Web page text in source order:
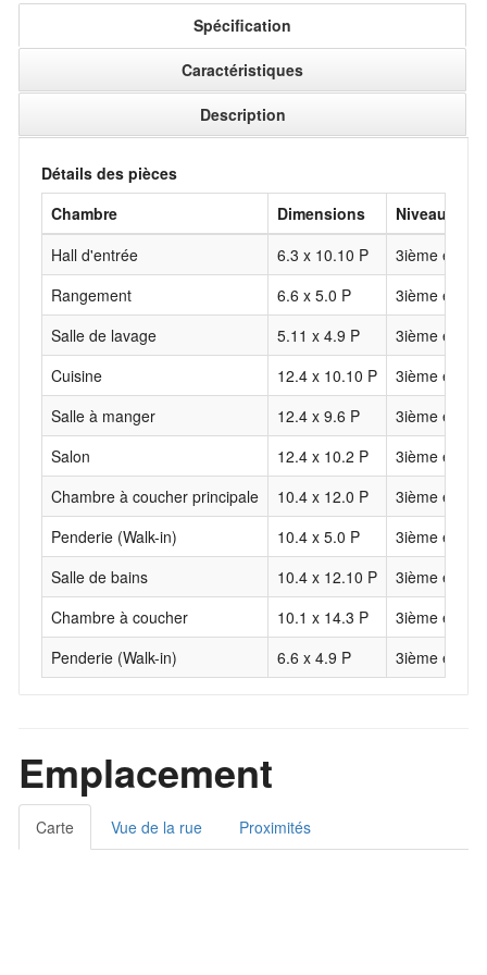
Spécification
Caractéristiques
Description
Détails des pièces
Chambre
Dimensions
Niveau
Hall d'entrée
6.3 x 10.10 P
3ième étage
Rangement
6.6 x 5.0 P
3ième étage
Salle de lavage
5.11 x 4.9 P
3ième étage
Cuisine
12.4 x 10.10 P
3ième étage
Salle à manger
12.4 x 9.6 P
3ième étage
Salon
12.4 x 10.2 P
3ième étage
Chambre à coucher principale
10.4 x 12.0 P
3ième étage
Penderie (Walk-in)
10.4 x 5.0 P
3ième étage
Salle de bains
10.4 x 12.10 P
3ième étage
Chambre à coucher
10.1 x 14.3 P
3ième étage
Penderie (Walk-in)
6.6 x 4.9 P 3ième étage
Emplacement
Carte Vue de la rue Proximités